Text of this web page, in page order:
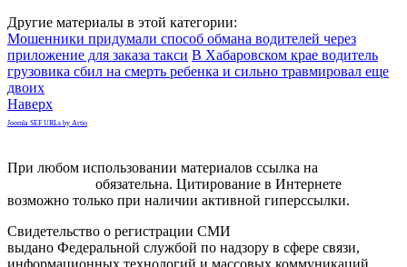
Другие материалы в этой категории:
Мошенники придумали способ обмана водителей через
приложение для заказа такси В Хабаровском крае водитель
грузовика сбил на смерть ребенка и сильно травмировал еще
двоих
Наверх
Joomla SEF URLs by Artio
При любом использовании материалов ссылка на
обязательна. Цитирование в Интернете
возможно только при наличии активной гиперссылки.
Свидетельство о регистрации СМИ
выдано Федеральной службой по надзору в сфере связи,
информационных технологий и массовых коммуникаций